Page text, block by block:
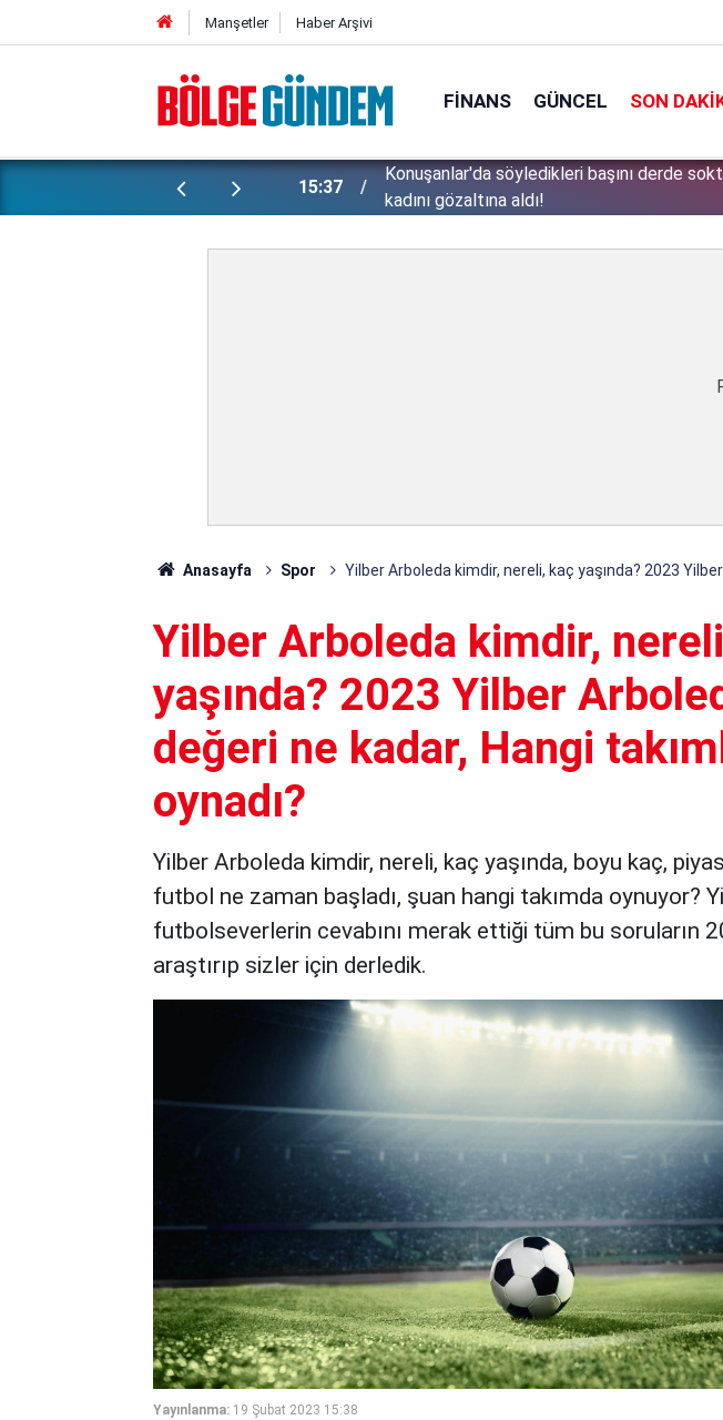
Manşetler Haber Arşivi
FINANS GÜNCEL SON
ünlü futbolcu Lukaku için harekete
15:37
Konuşanlar'da söyledikleri başını derde
kadını gözaltına aldı!
Anasayfa Spor Yilber Arboleda kimdir, nereli, kaç yaşında? 2023
Yilber Arboleda kimdir,
yaşında? 2023 Yilber
değeri ne kadar, Hangi
oynadı?
Yilber Arboleda kimdir, nereli, kaç yaşında, boyu kaç,
futbol ne zaman başladı, şuan hangi takımda oynuyor?
futbolseverlerin cevabını merak ettiği tüm bu soruların
araştırıp sizler için derledik.
Yayınlanma: 19 Şubat 2023 15:38